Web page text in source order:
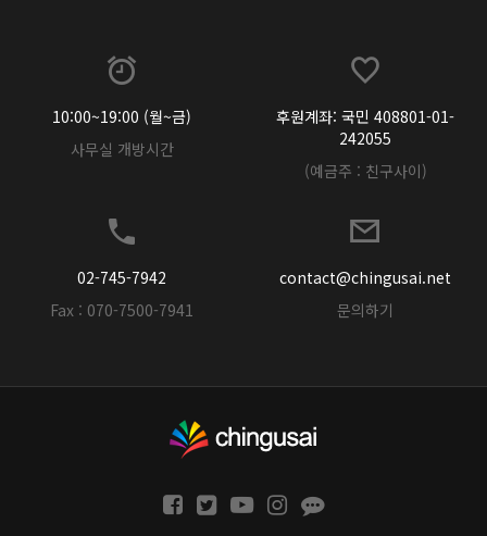
10:00~19:00 (월~금)
사무실 개방시간
후원계좌: 국민 408801-01-
242055
(예금주 : 친구사이)
02-745-7942
Fax : 070-7500-7941
contact@chingusai.net
문의하기